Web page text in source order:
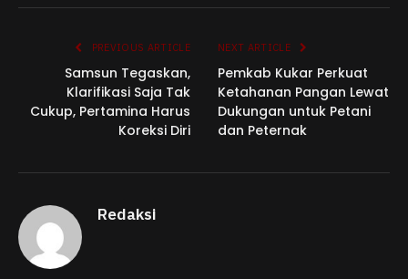
PREVIOUS ARTICLE
Samsun Tegaskan,
Klarifikasi Saja Tak
Cukup, Pertamina Harus
Koreksi Diri
NEXT ARTICLE
Pemkab Kukar Perkuat
Ketahanan Pangan Lewat
Dukungan untuk Petani
dan Peternak
Redaksi